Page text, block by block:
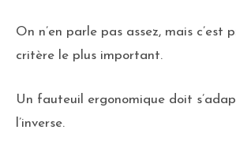
On n’en parle pas assez, mais c’est
critère le plus important.
Un fauteuil ergonomique doit
l’inverse.